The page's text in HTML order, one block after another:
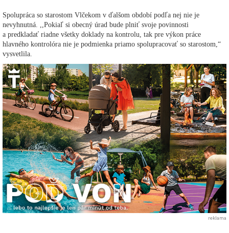
Spolupráca so starostom Vlčekom v ďalšom období podľa nej nie je
nevyhnutná. ,,Pokiaľ si obecný úrad bude plniť svoje povinnosti
a predkladať riadne všetky doklady na kontrolu, tak pre výkon práce
hlavného kontrolóra nie je podmienka priamo spolupracovať so starostom,“
vysvetlila.
reklama